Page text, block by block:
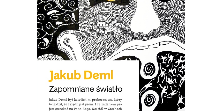
[EBOOK] ZAPOMNIANE
ŚWIATŁO
NOWOŚĆ
43.00zł 21.50zł